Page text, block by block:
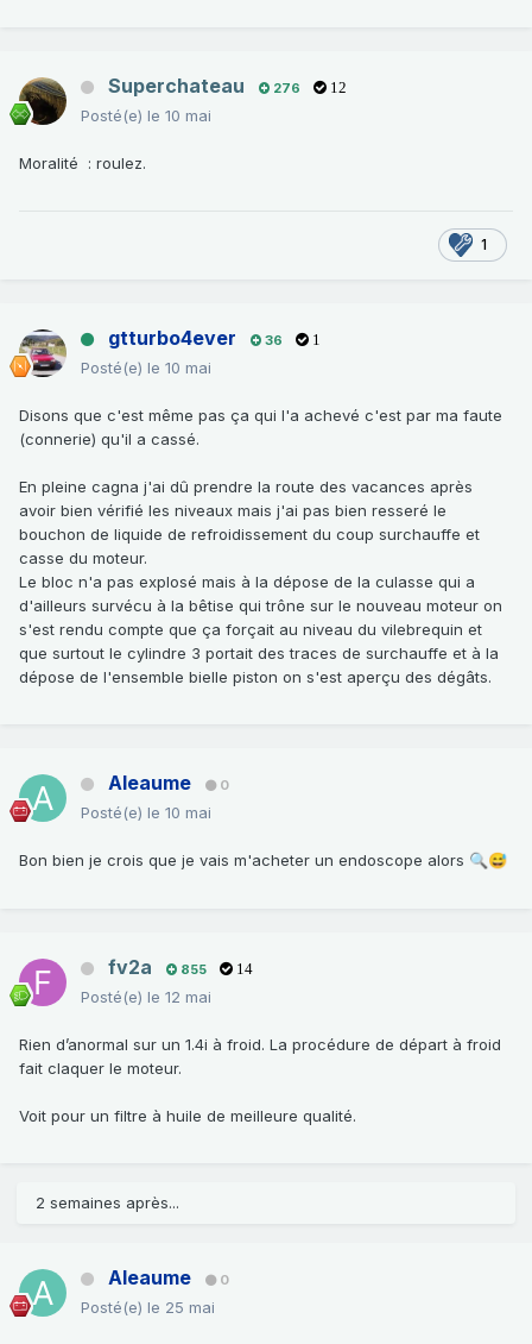
Superchateau 276 12
Posté(e) le 10 mai
Moralité : roulez.
1
gtturbo4ever 36 1
Posté(e) le 10 mai
Disons que c'est même pas ça qui l'a achevé c'est par ma faute
(connerie) qu'il a cassé.
En pleine cagna j'ai dû prendre la route des vacances après
avoir bien vérifié les niveaux mais j'ai pas bien resseré le
bouchon de liquide de refroidissement du coup surchauffe et
casse du moteur.
Le bloc n'a pas explosé mais à la dépose de la culasse qui a
d'ailleurs survécu à la bêtise qui trône sur le nouveau moteur on
s'est rendu compte que ça forçait au niveau du vilebrequin et
que surtout le cylindre 3 portait des traces de surchauffe et à la
dépose de l'ensemble bielle piston on s'est aperçu des dégâts.
Aleaume 0
Posté(e) le 10 mai
Bon bien je crois que je vais m'acheter un endoscope alors 🔍 😅
fv2a 855 14
Posté(e) le 12 mai
Rien d’anormal sur un 1.4i à froid. La procédure de départ à froid
fait claquer le moteur.
Voit pour un filtre à huile de meilleure qualité.
2 semaines après...
Aleaume 0
Posté(e) le 25 mai